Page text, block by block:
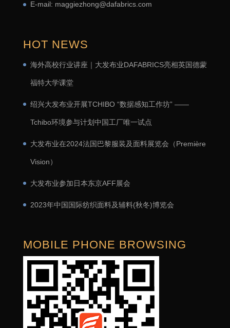
E-mail: maggiezhong@dafabrics.com
HOT NEWS
海外高校行业讲座｜大发布业DAFABRICS亮相英国德蒙
福特大学课堂
绍兴大发布业开展TCHIBO “数据感知工作坊” ——
Tchibo环境参与计划中国工厂唯一试点
大发布业在2024法国巴黎服装及面料展览会（Première
Vision）
大发布业参加日本东京AFF展会
2023年中国国际纺织面料及辅料(秋冬)博览会
MOBILE PHONE BROWSING